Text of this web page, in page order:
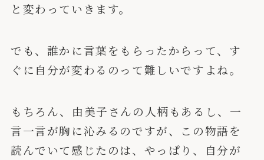
と変わっていきます。
でも、誰かに言葉をもらったからって、す
ぐに自分が変わるのって難しいですよね。
もちろん、由美子さんの人柄もあるし、一
言一言が胸に沁みるのですが、この物語を
読んでいて感じたのは、やっぱり、自分が